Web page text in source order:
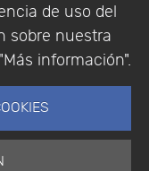
de uso del
sobre nuestra
información".
de Privacidad |
Software